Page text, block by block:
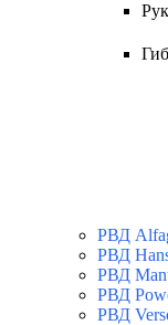
РВД
РВД
РВД
РВД
РВД